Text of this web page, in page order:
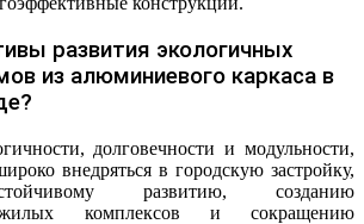
развития экологичных
из алюминиевого каркаса в
долговечности и модульности,
внедряться в городскую застройку,
развитию, созданию
жилых комплексов и сокращению